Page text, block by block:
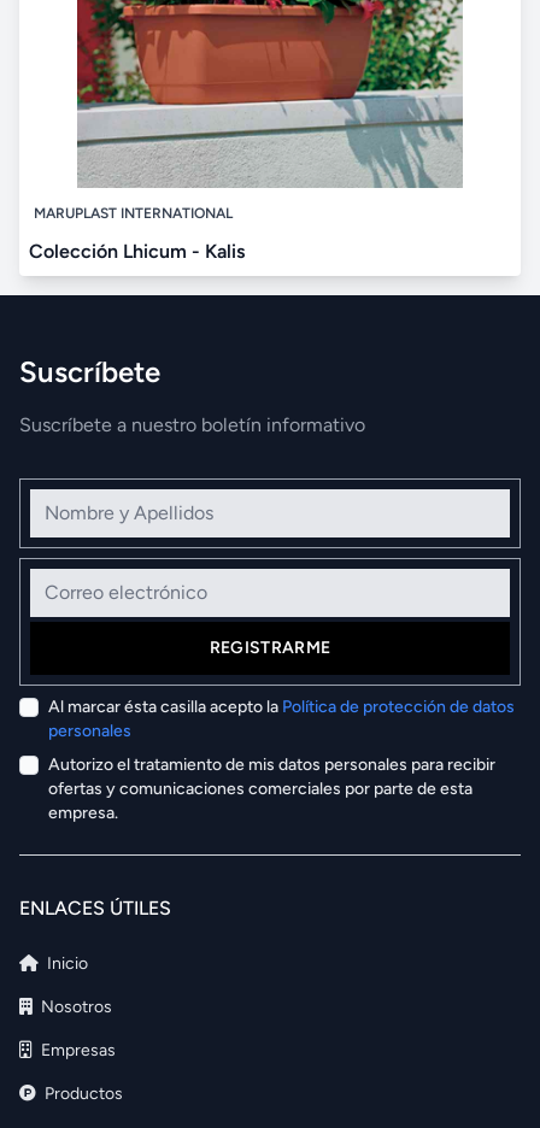
MARUPLAST INTERNATIONAL
Colección Lhicum - Kalis
Suscríbete
Suscríbete a nuestro boletín informativo
Nombre y Apellidos
Correo electrónico
REGISTRARME
Al marcar ésta casilla acepto la Política de protección de datos
personales
Autorizo el tratamiento de mis datos personales para recibir
ofertas y comunicaciones comerciales por parte de esta
empresa.
ENLACES ÚTILES
Inicio
Nosotros
Empresas
Productos